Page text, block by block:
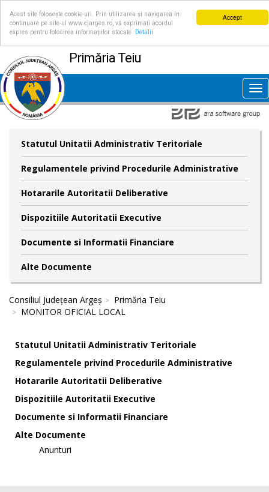
Accept
Acest site folosește cookie-uri. Prin utilizarea și navigarea în
continuare pe site-ul www.cjarges.ro, vă exprimați acordul
expres pentru folosirea informațiilor stocate.
Detalii
Primăria Teiu
Statutul Unitatii Administrativ Teritoriale
Regulamentele privind Procedurile Administrative
Hotararile Autoritatii Deliberative
Dispozitiile Autoritatii Executive
Documente si Informatii Financiare
Alte Documente
Consiliul Județean Argeș
Primăria Teiu
MONITOR OFICIAL LOCAL
Statutul Unitatii Administrativ Teritoriale
Regulamentele privind Procedurile Administrative
Hotararile Autoritatii Deliberative
Dispozitiile Autoritatii Executive
Documente si Informatii Financiare
Alte Documente
Anunturi